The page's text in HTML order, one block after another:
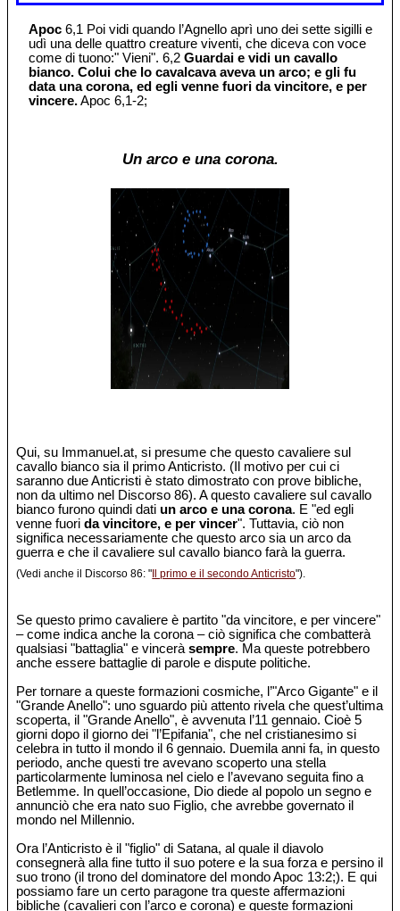
Apoc 6,1 Poi vidi quando l’Agnello aprì uno dei sette sigilli e
udì una delle quattro creature viventi, che diceva con voce
come di tuono:" Vieni". 6,2Guardai e vidi un cavallo
bianco. Colui che lo cavalcava aveva un arco; e gli fu
data una corona, ed egli venne fuori da vincitore, e per
vincere.Apoc 6,1-2;
Un arco e una corona.
Qui, su Immanuel.at, si presume che questo cavaliere sul
cavallo bianco sia il primo Anticristo. (Il motivo per cui ci
saranno due Anticristi è stato dimostrato con prove bibliche,
non da ultimo nel Discorso 86). A questo cavaliere sul cavallo
bianco furono quindi dati un arco e una corona. E "ed egli
venne fuorida vincitore, e per vincer". Tuttavia, ciò non
significa necessariamente che questo arco sia un arco da
guerra e che il cavaliere sul cavallo bianco farà la guerra.
(Vedi anche il Discorso 86: " Il primo e il secondo Anticristo").
Se questo primo cavaliere è partito "da vincitore, e per vincere"
– come indica anche la corona – ciò significa che combatterà
qualsiasi "battaglia" e vinceràsempre. Ma queste potrebbero
anche essere battaglie di parole e dispute politiche.
Per tornare a queste formazioni cosmiche, l’"Arco Gigante" e il
"Grande Anello": uno sguardo più attento rivela che quest’ultima
scoperta, il "Grande Anello", è avvenuta l’11 gennaio. Cioè 5
giorni dopo il giorno dei "l’Epifania", che nel cristianesimo si
celebra in tutto il mondo il 6 gennaio. Duemila anni fa, in questo
periodo, anche questi tre avevano scoperto una stella
particolarmente luminosa nel cielo e l’avevano seguita fino a
Betlemme. In quell’occasione, Dio diede al popolo un segno e
annunciò che era nato suo Figlio, che avrebbe governato il
mondo nel Millennio.
Ora l’Anticristo è il "figlio" di Satana, al quale il diavolo
consegnerà alla fine tutto il suo potere e la sua forza e persino il
suo trono (il trono del dominatore del mondo Apoc 13:2;). E qui
possiamo fare un certo paragone tra queste affermazioni
bibliche (cavalieri con l’arco e corona) e queste formazioni